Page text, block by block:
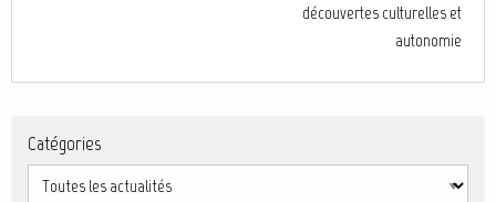
découvertes culturelles et
autonomie
Catégories